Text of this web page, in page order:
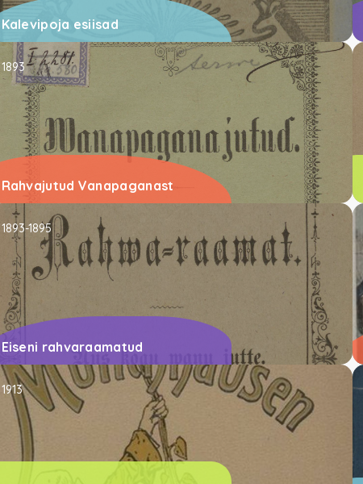
Kalevipoja esiisad
Rahvajutud Vanapaganast
1893
Eiseni rahvaraamatud
1893-1895
1913